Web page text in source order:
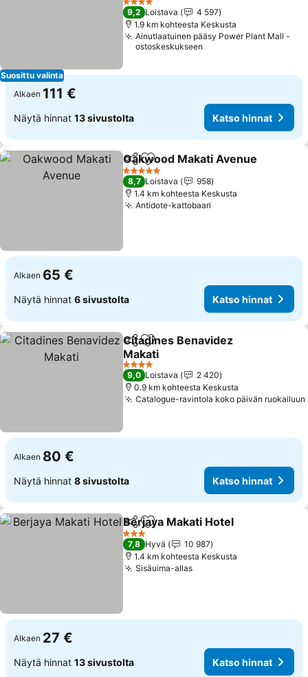
Suosittu valinta
4 Tähtiluokitus
9,2 Loistava
4 597
1.9 km kohteesta Keskusta
Ainutlaatuinen pääsy Power Plant Mall -
ostoskeskukseen
Alkaen 111 €
Näytä hinnat 13 sivustolta Katso hinnat
Jaa Lisää suosikkeihin
Oakwood Makati Avenue
5 Tähtiluokitus
8,7 Loistava
958
1.4 km kohteesta Keskusta
Antidote-kattobaari
Alkaen 65 €
Näytä hinnat 6 sivustolta Katso hinnat
Jaa Lisää suosikkeihin
Citadines Benavidez
Makati
4 Tähtiluokitus
9,0 Loistava
2 420
0.9 km kohteesta Keskusta
Catalogue-ravintola koko päivän ruokailuun
Alkaen 80 €
Näytä hinnat 8 sivustolta Katso hinnat
Jaa Lisää suosikkeihin
Berjaya Makati Hotel
3 Tähtiluokitus
7,8 Hyvä
10 987
1.4 km kohteesta Keskusta
Sisäuima-allas
Alkaen 27 €
Näytä hinnat 13 sivustolta Katso hinnat